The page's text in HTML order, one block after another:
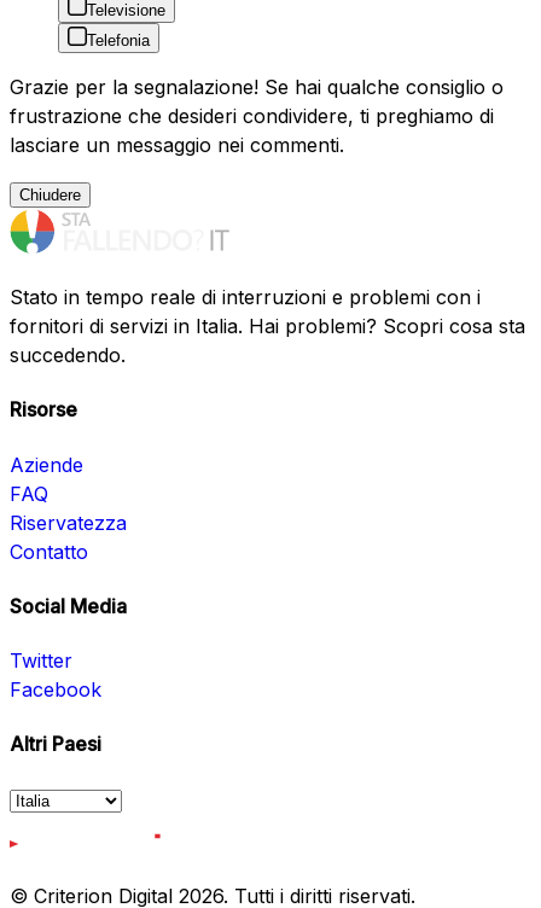
Televisione
Telefonia
Grazie per la segnalazione! Se hai qualche consiglio o
frustrazione che desideri condividere, ti preghiamo di
lasciare un messaggio nei commenti.
Chiudere
Stato in tempo reale di interruzioni e problemi con i
fornitori di servizi in Italia. Hai problemi? Scopri cosa sta
succedendo.
Risorse
Aziende
FAQ
Riservatezza
Contatto
Social Media
Twitter
Facebook
Altri Paesi
© Criterion Digital 2026. Tutti i diritti riservati.